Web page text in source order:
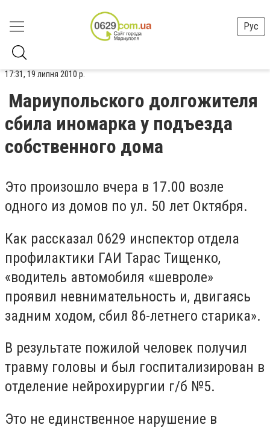
Рус
17:31, 19 липня 2010 р.
Мариупольского долгожителя
сбила иномарка у подъезда
собственного дома
Это произошло вчера в 17.00 возле
одного из домов по ул. 50 лет Октября.
Как рассказал 0629 инспектор отдела
профилактики ГАИ Тарас Тищенко,
«водитель автомобиля «шевроле»
проявил невнимательность и, двигаясь
задним ходом, сбил 86-летнего старика».
В результате пожилой человек получил
травму головы и был госпитализирован в
отделение нейрохирургии г/б №5.
Это не единственное нарушение в